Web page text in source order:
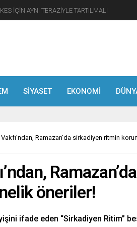
Sonrası Kahramanmaraş’ta Tek Soru: Diğerleri
SİYASET EKONOMİ
Ramazan’da sirkadiyen ritmin
öneriler!
ifade eden “Sirkadiyen Ritim”